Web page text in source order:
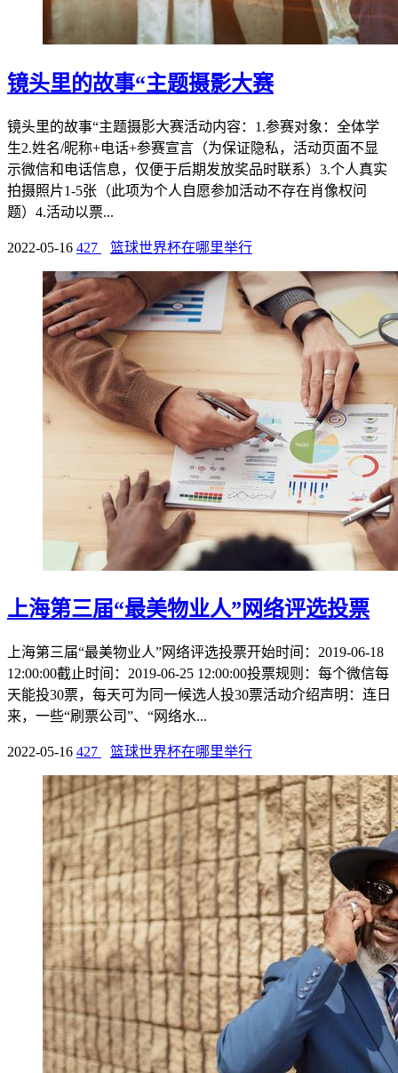
镜头里的故事“主题摄影大赛
镜头里的故事“主题摄影大赛活动内容：1.参赛对象：全体学
生2.姓名/昵称+电话+参赛宣言（为保证隐私，活动页面不显
示微信和电话信息，仅便于后期发放奖品时联系）3.个人真实
拍摄照片1-5张（此项为个人自愿参加活动不存在肖像权问
题）4.活动以票...
2022-05-16 427 篮球世界杯在哪里举行
上海第三届“最美物业人”网络评选投票
上海第三届“最美物业人”网络评选投票开始时间：2019-06-18
12:00:00截止时间：2019-06-25 12:00:00投票规则：每个微信每
天能投30票，每天可为同一候选人投30票活动介绍声明：连日
来，一些“刷票公司”、“网络水...
2022-05-16 427 篮球世界杯在哪里举行